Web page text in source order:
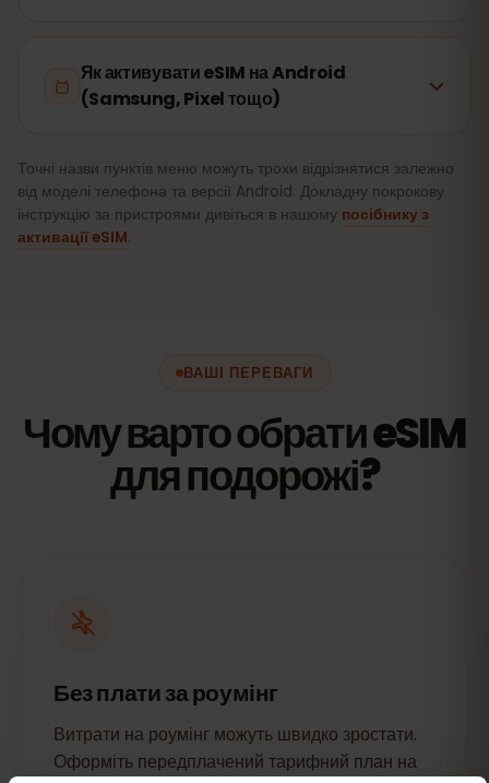
Як активувати eSIM на Android
(Samsung, Pixel тощо)
Точні назви пунктів меню можуть трохи відрізнятися залежно
від моделі телефона та версії Android. Докладну покрокову
інструкцію за пристроями дивіться в нашому посібнику з
активації eSIM.
ВАШІ ПЕРЕВАГИ
Чому варто обрати eSIM
для подорожі?
Без плати за роумінг
Витрати на роумінг можуть швидко зростати.
Оформіть передплачений тарифний план на